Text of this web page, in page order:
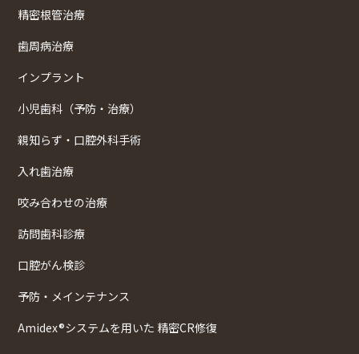
精密根管治療
歯周病治療
インプラント
小児歯科（予防・治療）
親知らず・口腔外科手術
入れ歯治療
咬み合わせの治療
訪問歯科診療
口腔がん検診
予防・メインテナンス
Amidex®システムを用いた 精密CR修復